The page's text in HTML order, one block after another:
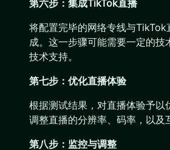
第六步：集成TikTok直播
将配置完毕的网络专线与TikTok
成。这一步骤可能需要一定的技
技术支持。
第七步：优化直播体验
根据测试结果，对直播体验予以
调整直播的分辨率、码率，以及
第八步：监控与调整